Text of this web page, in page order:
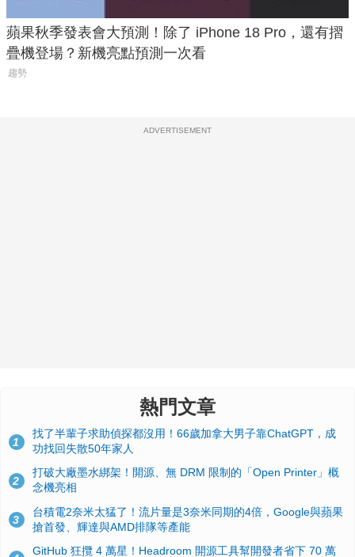
蘋果秋季發表會大預測！除了 iPhone 18 Pro，還有摺
疊機登場？新機亮點預測一次看
趨勢
ADVERTISEMENT
熱門文章
1
找了半輩子求助偵探都沒用！66歲加拿大男子靠ChatGPT，成
功找回失散50年家人
2
打破大廠墨水綁架！開源、無 DRM 限制的「Open Printer」概
念機亮相
3
台積電2奈米太猛了！流片量是3奈米同期的4倍，Google與蘋果
搶首發、輝達與AMD排隊等產能
GitHub 狂攬 4 萬星！Headroom 開源工具幫開發者省下 70 萬